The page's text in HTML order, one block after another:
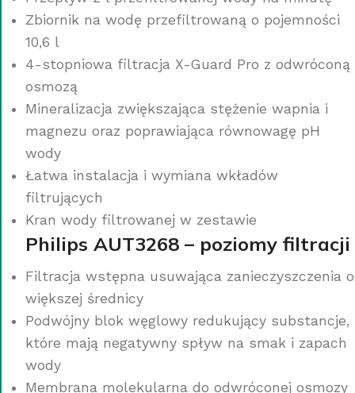
Zbiornik na wodę przefiltrowaną o pojemności
10,6 l
4-stopniowa filtracja X-Guard Pro z odwróconą
osmozą
Mineralizacja zwiększająca stężenie wapnia i
magnezu oraz poprawiająca równowagę pH
wody
Łatwa instalacja i wymiana wkładów
filtrujących
Kran wody filtrowanej w zestawie
Philips AUT3268 – poziomy filtracji
Filtracja wstępna usuwająca zanieczyszczenia o
większej średnicy
Podwójny blok węglowy redukujący substancje,
które mają negatywny spływ na smak i zapach
wody
Membrana molekularna do odwróconej osmozy